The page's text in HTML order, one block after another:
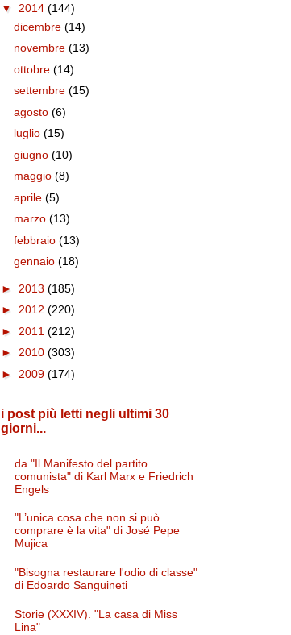
▼ 2014 (144)
dicembre(14)
novembre(13)
ottobre(14)
settembre(15)
agosto(6)
luglio(15)
giugno(10)
maggio(8)
aprile(5)
marzo(13)
febbraio(13)
gennaio(18)
► 2013 (185)
► 2012 (220)
► 2011 (212)
► 2010 (303)
► 2009 (174)
i post più letti negli ultimi 30
giorni...
da "Il Manifesto del partito
comunista" di Karl Marx e Friedrich
Engels
"L’unica cosa che non si può
comprare è la vita" di José Pepe
Mujica
"Bisogna restaurare l'odio di classe"
di Edoardo Sanguineti
Storie (XXXIV). "La casa di Miss
Lina"